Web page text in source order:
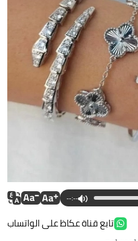
--:--
تابع قناة عكاظ على الواتساب